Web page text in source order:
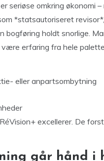
seriøse omkring økonomi
*statsautoriseret
bogføring holdt snorlige.
erfaring fra hele
eller anpartsombytning
excellerer. De
går hånd i